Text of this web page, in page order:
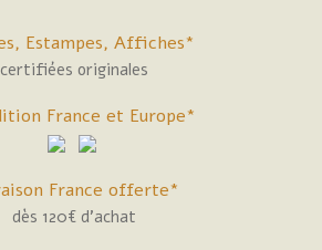
Estampes, Affiches*
certifiées originales
France et Europe*
France offerte*
dès 120€ d'achat